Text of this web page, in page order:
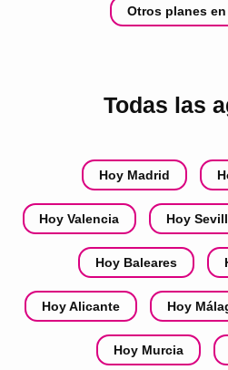
Otros planes
Todas las
Hoy Madrid
Hoy Valencia Hoy
Hoy Baleares
Hoy Alicante Hoy
Hoy Murcia